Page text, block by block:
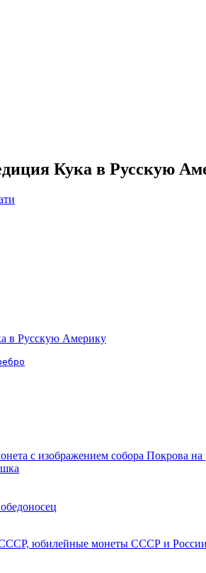
Кука в Русскую
с изображением собора Покрова
юбилейные монеты СССР и России